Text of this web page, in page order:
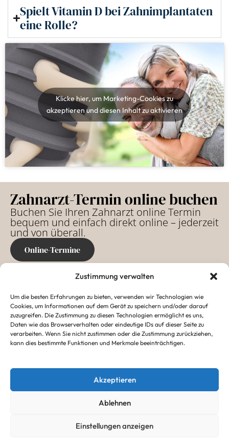
Zustimmung verwalten
Um die besten Erfahrungen zu bieten, verwenden wir Technologien wie
Cookies, um Informationen auf dem Gerät zu speichern und/oder darauf
zuzugreifen. Die Zustimmung zu diesen Technologien ermöglicht es uns,
Daten wie das Browserverhalten oder eindeutige IDs auf dieser Seite zu
verarbeiten. Wenn Sie nicht zustimmen oder die Zustimmung zurückziehen,
kann dies bestimmte Funktionen und Merkmale beeinträchtigen.
Akzeptieren
Ablehnen
Einstellungen anzeigen
Spielt Vitamin D bei Zahnimplantaten
eine Rolle?
Klicke hier, um Marketing-Cookies zu
akzeptieren und diesen Inhalt zu aktivieren
Zahnarzt-Termin online buchen
Buchen Sie Ihren Zahnarzt online Termin
bequem und einfach direkt online – jederzeit
und von überall.
Online-Termine
Anschrift
76133 Karlsruhe, Waldstr. 2
0721 29311
info@z-schloss.de
Öffnungszeiten der
Zahnarztpraxis